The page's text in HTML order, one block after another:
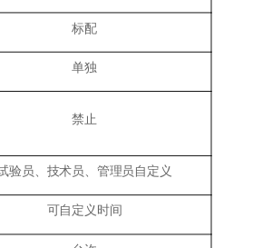
标配
单独
禁止
验员、技术员、管理员自定义
可自定义时间